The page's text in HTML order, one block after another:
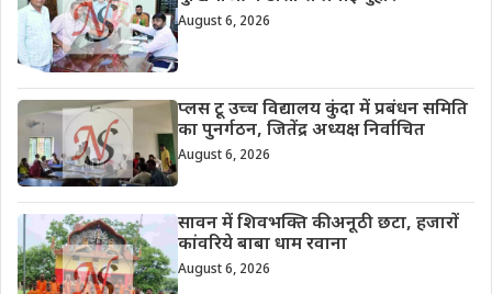
August 6, 2026
प्लस टू उच्च विद्यालय कुंदा में प्रबंधन समिति
का पुनर्गठन, जितेंद्र अध्यक्ष निर्वाचित
August 6, 2026
सावन में शिवभक्ति की अनूठी छटा, हजारों
कांवरिये बाबा धाम रवाना
August 6, 2026